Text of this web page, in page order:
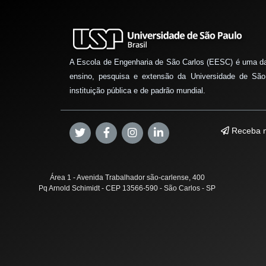
A Escola de Engenharia de São Carlos (EESC) é uma
ensino, pesquisa e extensão da Universidade de
instituição pública e de padrão mundial.
Receba
Área 1 - Avenida Trabalhador são-carlense, 400
Pq Arnold Schimidt - CEP 13566-590 - São Carlos - SP